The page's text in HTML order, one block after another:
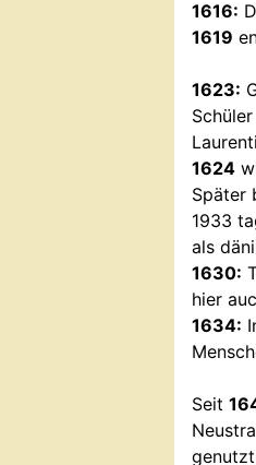
1616:
1619
1623:
1624
Später
1933
als
1630:
hier
1634:
Seit